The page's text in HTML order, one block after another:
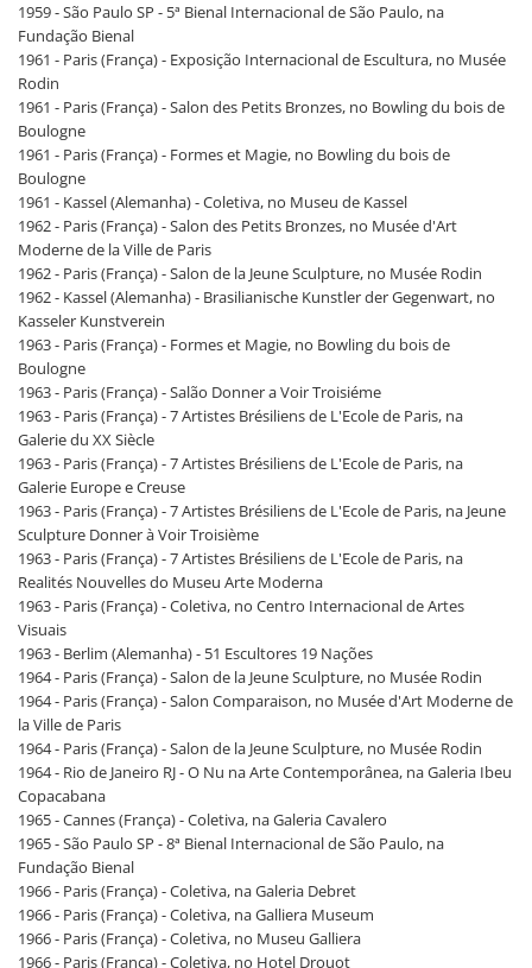
1959 - São Paulo SP - 5ª Bienal Internacional de São Paulo, na
Fundação Bienal
1961 - Paris (França) - Exposição Internacional de Escultura, no Musée
Rodin
1961 - Paris (França) - Salon des Petits Bronzes, no Bowling du bois de
Boulogne
1961 - Paris (França) - Formes et Magie, no Bowling du bois de
Boulogne
1961 - Kassel (Alemanha) - Coletiva, no Museu de Kassel
1962 - Paris (França) - Salon des Petits Bronzes, no Musée d'Art
Moderne de la Ville de Paris
1962 - Paris (França) - Salon de la Jeune Sculpture, no Musée Rodin
1962 - Kassel (Alemanha) - Brasilianische Kunstler der Gegenwart, no
Kasseler Kunstverein
1963 - Paris (França) - Formes et Magie, no Bowling du bois de
Boulogne
1963 - Paris (França) - Salão Donner a Voir Troisiéme
1963 - Paris (França) - 7 Artistes Brésiliens de L'Ecole de Paris, na
Galerie du XX Siècle
1963 - Paris (França) - 7 Artistes Brésiliens de L'Ecole de Paris, na
Galerie Europe e Creuse
1963 - Paris (França) - 7 Artistes Brésiliens de L'Ecole de Paris, na Jeune
Sculpture Donner à Voir Troisième
1963 - Paris (França) - 7 Artistes Brésiliens de L'Ecole de Paris, na
Realités Nouvelles do Museu Arte Moderna
1963 - Paris (França) - Coletiva, no Centro Internacional de Artes
Visuais
1963 - Berlim (Alemanha) - 51 Escultores 19 Nações
1964 - Paris (França) - Salon de la Jeune Sculpture, no Musée Rodin
1964 - Paris (França) - Salon Comparaison, no Musée d'Art Moderne de
la Ville de Paris
1964 - Paris (França) - Salon de la Jeune Sculpture, no Musée Rodin
1964 - Rio de Janeiro RJ - O Nu na Arte Contemporânea, na Galeria Ibeu
Copacabana
1965 - Cannes (França) - Coletiva, na Galeria Cavalero
1965 - São Paulo SP - 8ª Bienal Internacional de São Paulo, na
Fundação Bienal
1966 - Paris (França) - Coletiva, na Galeria Debret
1966 - Paris (França) - Coletiva, na Galliera Museum
1966 - Paris (França) - Coletiva, no Museu Galliera
1966 - Paris (França) - Coletiva, no Hotel Drouot